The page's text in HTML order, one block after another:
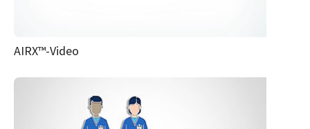
AIRX™-Video